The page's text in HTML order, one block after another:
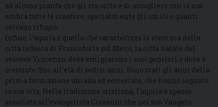
ad alcuna pianta che gli sta sotto e di accogliere con la sua
ombra tutte le creature, specialmente gli umili e quanti
cercano rifugio.
Infine, l’aquila è quella che caratterizza lo stemma della
città tedesca di Francoforte sul Meno, la città natale del
vescovo Vincenzo, dove emigrarono i suoi genitori e dove è
cresciuto fino all’età di sedici anni. Sono stati gli anni della
prima formazione umana ed ecclesiale, che hanno segnato
la sua vita. Nella tradizione cristiana, l’aquila è spesso
associata all’evangelista Giovanni che nel suo Vangelo